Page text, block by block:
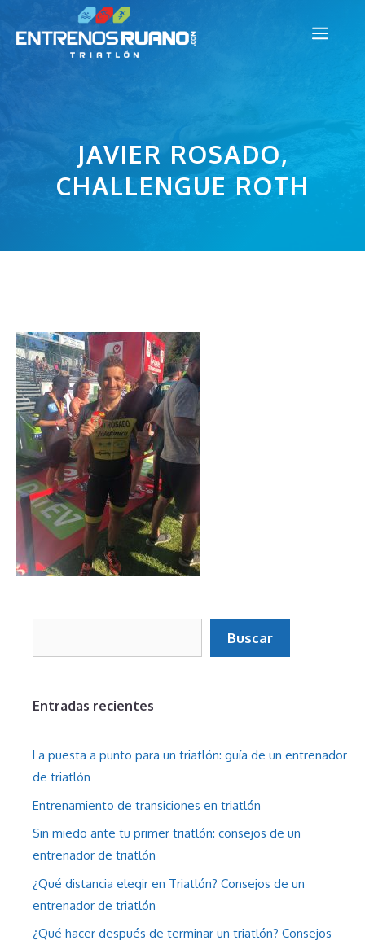
JAVIER ROSADO,
CHALLENGUE ROTH
Buscar
Entradas recientes
La puesta a punto para un triatlón: guía de un entrenador
de triatlón
Entrenamiento de transiciones en triatlón
Sin miedo ante tu primer triatlón: consejos de un
entrenador de triatlón
¿Qué distancia elegir en Triatlón? Consejos de un
entrenador de triatlón
¿Qué hacer después de terminar un triatlón? Consejos